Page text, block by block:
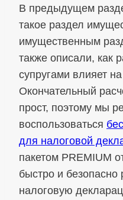
В предыдущем
такое раздел
имущественным
также описали, как
супругами влияет
Окончательный
прост, поэтому мы
воспользоваться
для налоговой
пакетом PREMIUM
быстро и безопасно
налоговую